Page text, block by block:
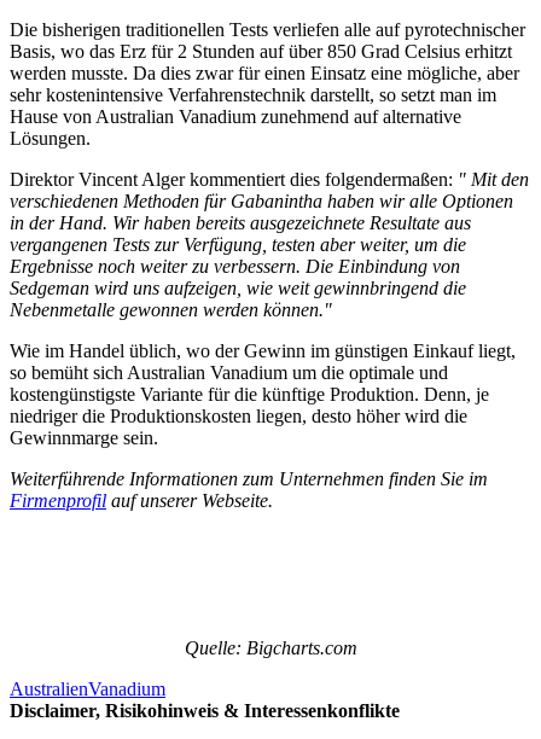
Die bisherigen traditionellen Tests verliefen alle auf pyrotechnischer
Basis, wo das Erz für 2 Stunden auf über 850 Grad Celsius erhitzt
werden musste. Da dies zwar für einen Einsatz eine mögliche, aber
sehr kostenintensive Verfahrenstechnik darstellt, so setzt man im
Hause von Australian Vanadium zunehmend auf alternative
Lösungen.
Direktor Vincent Alger kommentiert dies folgendermaßen: " Mit den
verschiedenen Methoden für Gabanintha haben wir alle Optionen
in der Hand. Wir haben bereits ausgezeichnete Resultate aus
vergangenen Tests zur Verfügung, testen aber weiter, um die
Ergebnisse noch weiter zu verbessern. Die Einbindung von
Sedgeman wird uns aufzeigen, wie weit gewinnbringend die
Nebenmetalle gewonnen werden können."
Wie im Handel üblich, wo der Gewinn im günstigen Einkauf liegt,
so bemüht sich Australian Vanadium um die optimale und
kostengünstigste Variante für die künftige Produktion. Denn, je
niedriger die Produktionskosten liegen, desto höher wird die
Gewinnmarge sein.
Weiterführende Informationen zum Unternehmen finden Sie im
Firmenprofil auf unserer Webseite.
Quelle: Bigcharts.com
AustralienVanadium
Disclaimer, Risikohinweis & Interessenkonflikte